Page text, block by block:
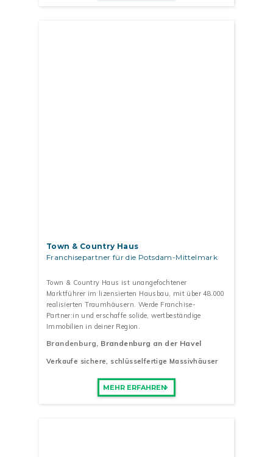
Town & Country Haus
Franchisepartner für die Potsdam-Mittelmark
Town & Country Haus ist unangefochtener
Marktführer im lizensierten Hausbau, mit über 48.000
realisierten Traumhäusern. Werde Franchise-
Partner:in und erschaffe solide, wertbeständige
Immobilien in deiner Region.
Brandenburg, Brandenburg an der Havel
Verkaufe sichere, schlüsselfertige Massivhäuser
MEHR ERFAHREN